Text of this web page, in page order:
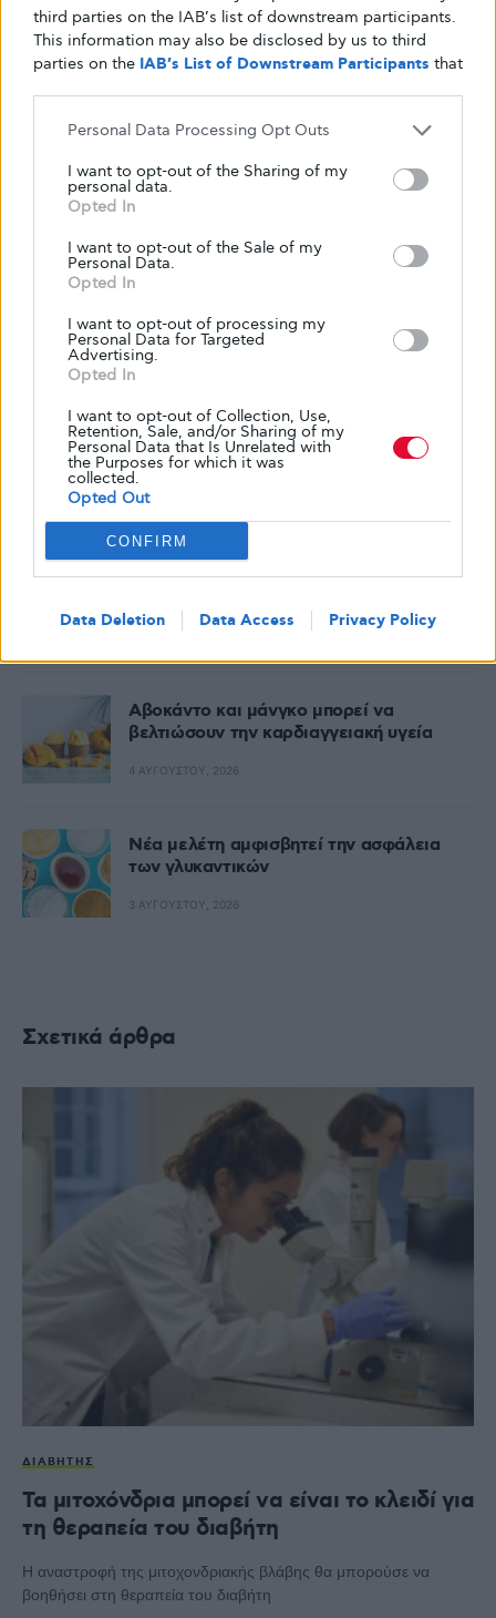
third parties on the IAB’s list of downstream participants.
This information may also be disclosed by us to third
parties on the IAB’s List of Downstream Participants that
Personal Data Processing Opt Outs
I want to opt-out of the Sharing of my
personal data.
Opted In
I want to opt-out of the Sale of my
Personal Data.
Opted In
I want to opt-out of processing my
Personal Data for Targeted
Advertising.
Opted In
I want to opt-out of Collection, Use,
Retention, Sale, and/or Sharing of my
Personal Data that Is Unrelated with
the Purposes for which it was
collected.
Opted Out
CONFIRM
Data Deletion Data Access Privacy Policy
Δημοφιλή
Ένα νέο χάπι ινσουλίνης πιθανώς να
Αβοκάντο και μάνγκο μπορεί να
βελτιώσουν την καρδιαγγειακή υγεία
4 ΑΥΓΟΎΣΤΟΥ, 2026
Nέα μελέτη αμφισβητεί την ασφάλεια
των γλυκαντικών
3 ΑΥΓΟΎΣΤΟΥ, 2026
Σχετικά άρθρα
ΔΙΑΒΉΤΗΣ
Τα μιτοχόνδρια μπορεί να είναι το κλειδί για
τη θεραπεία του διαβήτη
Η αναστροφή της μιτοχονδριακής βλάβης θα μπορούσε να
βοηθήσει στη θεραπεία του διαβήτη